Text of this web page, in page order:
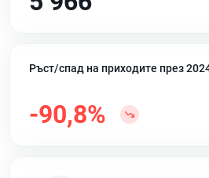
Ръст/спад на приходите през
-90,8%